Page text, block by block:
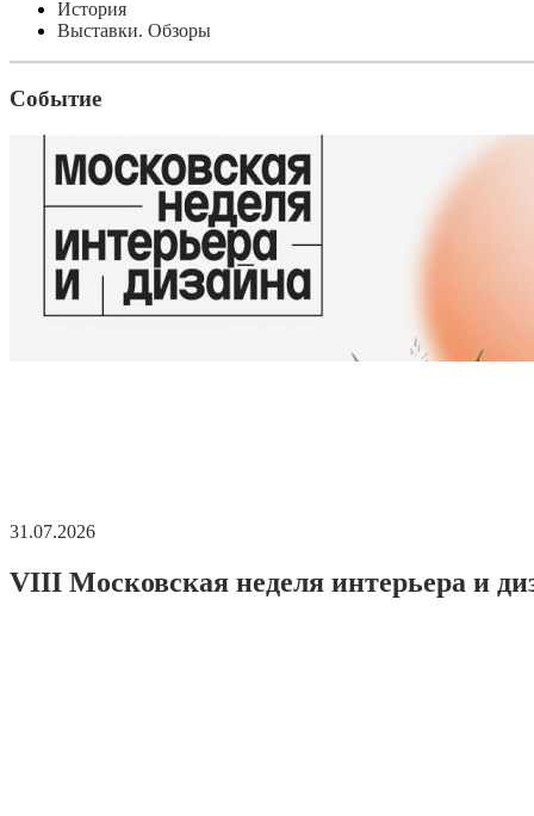
История
Выставки. Обзоры
Событие
31.07.2026
VIII Московская неделя интерьера и